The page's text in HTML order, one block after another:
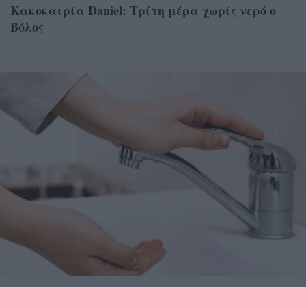
Κακοκαιρία Daniel: Τρίτη μέρα χωρίς νερό ο
Βόλος